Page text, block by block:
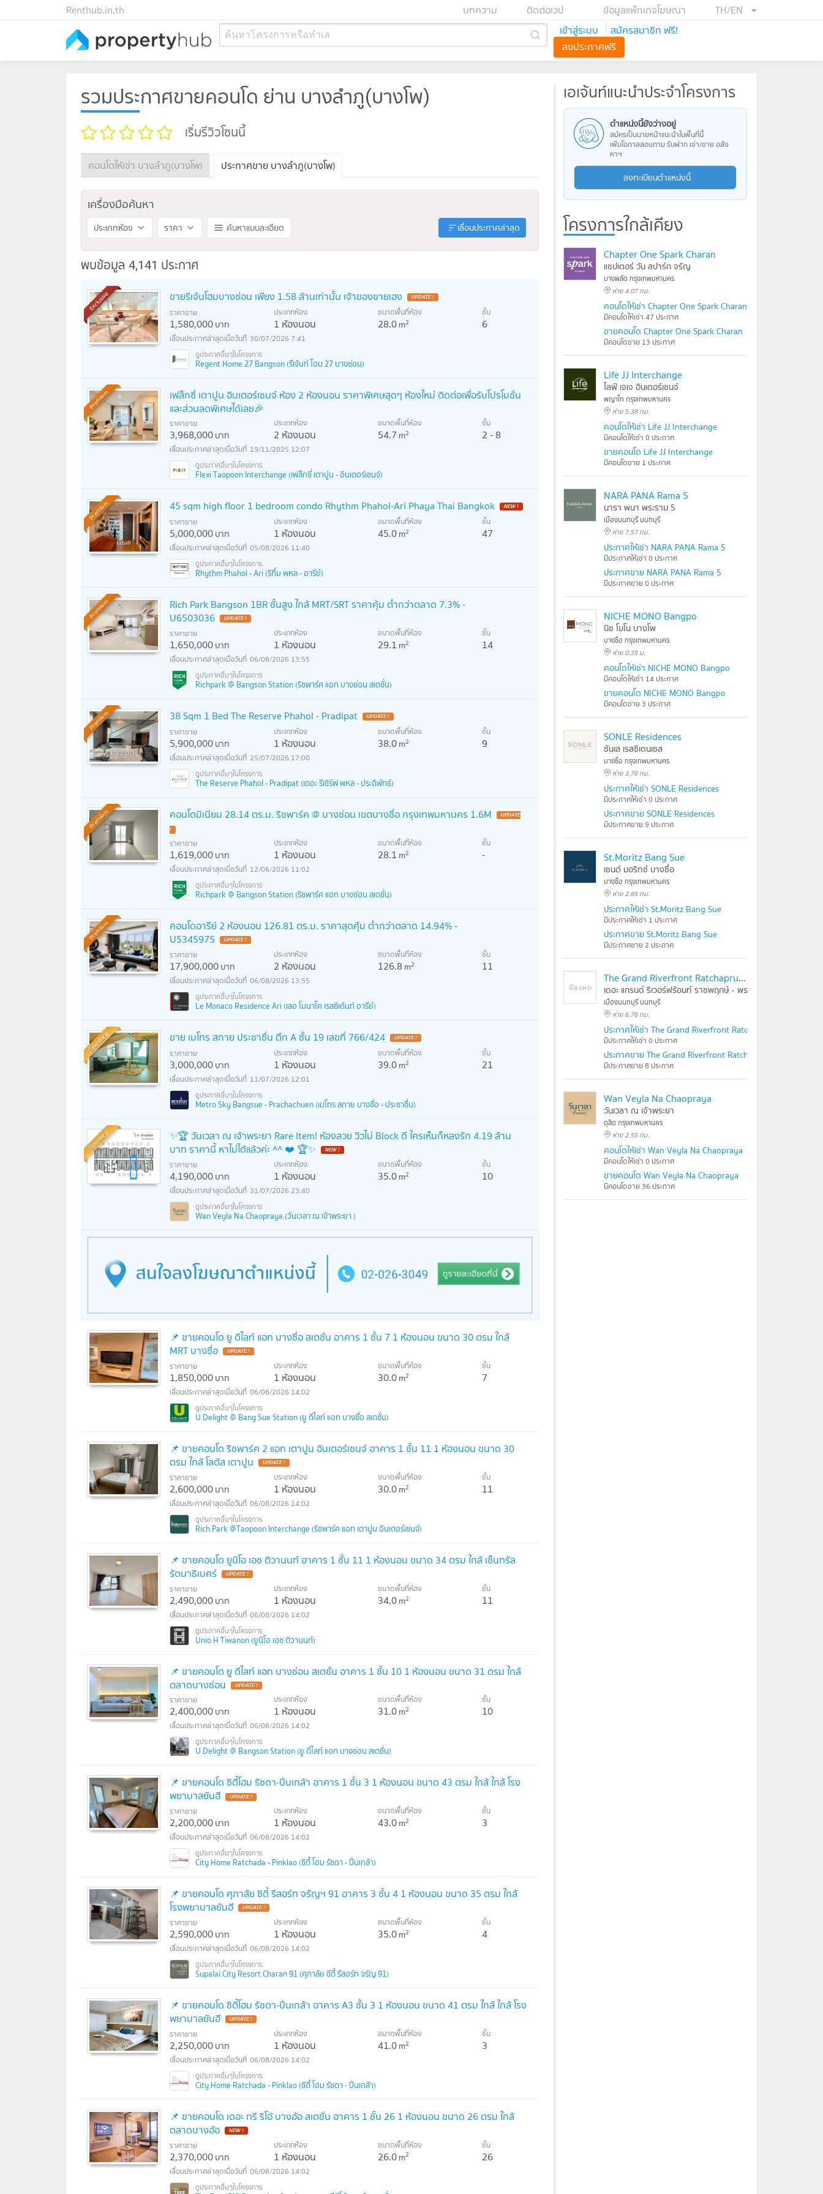
TH/EN
ข้อมูลแพ็กเกจโฆษณา
ติดต่อเวป
บทความ
Renthub.in.th
ค้นหาโครงการหรือทำเล เข้าสู่ระบบ
สมัครสมาชิก ฟรี!
ลงประกาศฟรี
รวมประกาศขายคอนโด ย่าน บางลำภู(บางโพ)
เริ่มรีวิวโซนนี้
คอนโดให้เช่า บางลำภู(บางโพ) ประกาศขาย บางลำภู(บางโพ)
เครื่องมือค้นหา
ประเภทห้อง ราคา ค้นหาแบบละเอียด เลื่อนประกาศล่าสุด
พบข้อมูล 4,141 ประกาศ
Exclusive ขายรีเจ้นโฮมบางซ่อน เพียง 1.58 ล้านเท่านั้น เจ้าของขายเอง UPDATE !
ราคาขาย
1,580,000บาท
ประเภทห้อง
1 ห้องนอน
ขนาดพื้นที่ห้อง
28.0m2
ชั้น
6
30/07/2026 7:41
Regent Home 27 Bangson (รีเจ้นท์ โฮม 27 บางซ่อน)
Premium
เฟล็กซี่ เตาปูน อินเตอร์เชนจ์ ห้อง 2 ห้องนอน ราคาพิเศษสุดๆ ห้องใหม่ ติดต่อเพื่อรับโปรโมชั่น
และส่วนลดพิเศษได้เลย🎉
ราคาขาย
3,968,000บาท
ประเภทห้อง
2 ห้องนอน
ขนาดพื้นที่ห้อง
54.7 m2
ชั้น
2 - 8
19/11/2025 12:07
Flexi Taopoon Interchange (เฟล็กซี่ เตาปูน - อินเตอร์เชนจ์)
Premium 45 sqm high floor 1 bedroom condo Rhythm Phahol-Ari Phaya Thai Bangkok NEW !
ราคาขาย
5,000,000บาท
ประเภทห้อง
1 ห้องนอน
ขนาดพื้นที่ห้อง
45.0m2
ชั้น
47
05/08/2026 11:40
Rhythm Phahol - Ari (ริทึ่ม พหล - อารีย์)
Premium
Rich Park Bangson 1BR ชั้นสูง ใกล้ MRT/SRT ราคาคุ้ม ต่ำกว่าตลาด 7.3% -
U6503036
UPDATE !
ราคาขาย
1,650,000บาท
ประเภทห้อง
1 ห้องนอน
ขนาดพื้นที่ห้อง
29.1 m2
ชั้น
14
06/08/2026 13:55
Richpark @ Bangson Station (ริชพาร์ค แอท บางซ่อน สเตชั่น)
Premium 38 Sqm 1 Bed The Reserve Phahol - Pradipat UPDATE !
ราคาขาย
5,900,000บาท
ประเภทห้อง
1 ห้องนอน
ขนาดพื้นที่ห้อง
38.0m2
ชั้น
9
25/07/2026 17:00
The Reserve Phahol - Pradipat (เดอะ รีเซิร์ฟ พหล - ประดิพัทธ์)
Premium คอนโดมิเนียม 28.14 ตร.ม. ริชพาร์ค @ บางซ่อน เขตบางซื่อ กรุงเทพมหานคร 1.6M UPDATE
!
ราคาขาย
1,619,000บาท
ประเภทห้อง
1 ห้องนอน
ขนาดพื้นที่ห้อง
28.1 m2
ชั้น
-
12/06/2026 11:02
Richpark @ Bangson Station (ริชพาร์ค แอท บางซ่อน สเตชั่น)
Premium
คอนโดอารีย์ 2 ห้องนอน 126.81 ตร.ม. ราคาสุดคุ้ม ต่ำกว่าตลาด 14.94% -
U5345975
UPDATE !
ราคาขาย
17,900,000บาท
ประเภทห้อง
2 ห้องนอน
ขนาดพื้นที่ห้อง
126.8 m2
ชั้น
11
06/08/2026 13:55
Le Monaco Residence Ari (เลอ โมนาโค เรสซิเด้นท์ อารีย์)
Standard ขาย เมโทร สกาย ประชาชื่น ตึก A ชั้น 19 เลขที่ 766/424 UPDATE !
ราคาขาย
3,000,000บาท
ประเภทห้อง
1 ห้องนอน
ขนาดพื้นที่ห้อง
39.0m2
ชั้น
21
11/07/2026 12:01
Metro Sky Bangsue - Prachachuen (เมโทร สกาย บางซื่อ - ประชาชื่น)
Standard
✨🏆 วันเวลา ณ เจ้าพระยา Rare Item! ห้องสวย วิวไม่ Block ดี ใครเห็นก็หลงรัก 4.19 ล้าน
บาท ราคานี้ หาไม่ได้แล้วค่ะ ^^ ❤️ 🏆✨
NEW !
ราคาขาย
4,190,000บาท
ประเภทห้อง
1 ห้องนอน
ขนาดพื้นที่ห้อง
35.0m2
ชั้น
10
31/07/2026 23:40
Wan Veyla Na Chaopraya (วันเวลา ณ เจ้าพระยา )
📌 ขายคอนโด ยู ดีไลท์ แอท บางซื่อ สเตชั่น อาคาร 1 ชั้น 7 1 ห้องนอน ขนาด 30 ตรม ใกล้
MRT บางซื่อ
UPDATE !
ราคาขาย
1,850,000บาท
ประเภทห้อง
1 ห้องนอน
ขนาดพื้นที่ห้อง
30.0m2
ชั้น
7
06/08/2026 14:02
U Delight @ Bang Sue Station (ยู ดีไลท์ แอท บางซื่อ สเตชั่น)
📌 ขายคอนโด ริชพาร์ค 2 แอท เตาปูน อินเตอร์เชนจ์ อาคาร 1 ชั้น 11 1 ห้องนอน ขนาด 30
ตรม ใกล้ โลตัส เตาปูน
UPDATE !
ราคาขาย
2,600,000บาท
ประเภทห้อง
1 ห้องนอน
ขนาดพื้นที่ห้อง
30.0m2
ชั้น
11
06/08/2026 14:02
Rich Park @Taopoon Interchange (ริชพาร์ค แอท เตาปูน อินเตอร์เชนจ์)
📌 ขายคอนโด ยูนิโอ เอช ติวานนท์ อาคาร 1 ชั้น 11 1 ห้องนอน ขนาด 34 ตรม ใกล้ เซ็นทรัล
รัตนาธิเบศร์
UPDATE !
ราคาขาย
2,490,000บาท
ประเภทห้อง
1 ห้องนอน
ขนาดพื้นที่ห้อง
34.0m2
ชั้น
11
06/08/2026 14:02
Unio H Tiwanon (ยูนิโอ เอช ติวานนท์)
📌 ขายคอนโด ยู ดีไลท์ แอท บางซ่อน สเตชั่น อาคาร 1 ชั้น 10 1 ห้องนอน ขนาด 31 ตรม ใกล้
ตลาดบางซ่อน
UPDATE !
ราคาขาย
2,400,000บาท
ประเภทห้อง
1 ห้องนอน
ขนาดพื้นที่ห้อง
31.0m2
ชั้น
10
06/08/2026 14:02
U Delight @ Bangson Station (ยู ดีไลท์ แอท บางซ่อน สเตชั่น)
📌 ขายคอนโด ซิตี้โฮม รัชดา-ปิ่นเกล้า อาคาร 1 ชั้น 3 1 ห้องนอน ขนาด 43 ตรม ใกล้ ใกล้ โรง
พยาบาลยันฮี
UPDATE !
ราคาขาย
2,200,000บาท
ประเภทห้อง
1 ห้องนอน
ขนาดพื้นที่ห้อง
43.0m2
ชั้น
3
06/08/2026 14:02
City Home Ratchada - Pinklao (ซิตี้ โฮม รัชดา - ปิ่นเกล้า)
📌 ขายคอนโด ศุภาลัย ซิตี้ รีสอร์ท จรัญฯ 91 อาคาร 3 ชั้น 4 1 ห้องนอน ขนาด 35 ตรม ใกล้
โรงพยาบาลยันฮี
UPDATE !
ราคาขาย
2,590,000บาท
ประเภทห้อง
1 ห้องนอน
ขนาดพื้นที่ห้อง
35.0m2
ชั้น
4
06/08/2026 14:02
Supalai City Resort Charan 91 (ศุภาลัย ซิตี้ รีสอร์ท จรัญ 91)
📌 ขายคอนโด ซิตี้โฮม รัชดา-ปิ่นเกล้า อาคาร A3 ชั้น 3 1 ห้องนอน ขนาด 41 ตรม ใกล้ ใกล้ โรง
พยาบาลยันฮี
UPDATE !
ราคาขาย
2,250,000บาท
ประเภทห้อง
1 ห้องนอน
ขนาดพื้นที่ห้อง
41.0m2
ชั้น
3
06/08/2026 14:02
City Home Ratchada - Pinklao (ซิตี้ โฮม รัชดา - ปิ่นเกล้า)
📌 ขายคอนโด เดอะ ทรี ริโอ้ บางอ้อ สเตชั่น อาคาร 1 ชั้น 26 1 ห้องนอน ขนาด 26 ตรม ใกล้
ตลาดบางอ้อ
NEW !
ราคาขาย
2,370,000บาท
ประเภทห้อง
1 ห้องนอน
ขนาดพื้นที่ห้อง
26.0m2
ชั้น
26
06/08/2026 14:02
เอเจ้นท์แนะนำประจำโครงการ
ตำแหน่งนี้ยังว่างอยู่
สมัครเป็นนายหน้าแนะนำในพื้นที่นี้
เพิ่มโอกาสสอบถาม รับฝาก เช่า/ขาย อสัง
หาฯ
ลงทะเบียนตำแหน่งนี้
โครงการใกล้เคียง
Chapter One Spark Charan
แชปเตอร์ วัน สปาร์ก จรัญ
บางพลัด กรุงเทพมหานคร
ห่าง 4.07 กม.
คอนโดให้เช่า Chapter One Spark Charan
มีคอนโดให้เช่า 47 ประกาศ
ขายคอนโด Chapter One Spark Charan
มีคอนโดขาย 13 ประกาศ
Life JJ Interchange
ไลฟ์ เจเจ อินเตอร์เชนจ์
พญาไท กรุงเทพมหานคร
ห่าง 5.38 กม.
คอนโดให้เช่า Life JJ Interchange
มีคอนโดให้เช่า 0 ประกาศ
ขายคอนโด Life JJ Interchange
มีคอนโดขาย 1 ประกาศ
NARA PANA Rama 5
นารา พนา พระราม 5
เมืองนนทบุรี นนทบุรี
ห่าง 7.57 กม.
ประกาศให้เช่า NARA PANA Rama 5
มีประกาศให้เช่า 0 ประกาศ
ประกาศขาย NARA PANA Rama 5
มีประกาศขาย 0 ประกาศ
NICHE MONO Bangpo
นิช โมโน บางโพ
บางซื่อ กรุงเทพมหานคร
ห่าง 0.35 ม.
คอนโดให้เช่า NICHE MONO Bangpo
มีคอนโดให้เช่า 14 ประกาศ
ขายคอนโด NICHE MONO Bangpo
มีคอนโดขาย 3 ประกาศ
SONLE Residences
ซันเล เรสซิเดนเซส
บางซื่อ กรุงเทพมหานคร
ห่าง 3.76 กม.
ประกาศให้เช่า SONLE Residences
มีประกาศให้เช่า 0 ประกาศ
ประกาศขาย SONLE Residences
มีประกาศขาย 9 ประกาศ
St.Moritz Bang Sue
เซนต์ มอริทซ์ บางซื่อ
บางซื่อ กรุงเทพมหานคร
ห่าง 2.85 กม.
ประกาศให้เช่า St.Moritz Bang Sue
มีประกาศให้เช่า 1 ประกาศ
ประกาศขาย St.Moritz Bang Sue
มีประกาศขาย 2 ประกาศ
The Grand Riverfront Ratchapruek - Rama 5
เดอะ แกรนด์ ริเวอร์ฟร้อนท์ ราชพฤกษ์ - พระราม 5
เมืองนนทบุรี นนทบุรี
ห่าง 6.76 กม.
ประกาศให้เช่า The Grand Riverfront Ratchapruek - Rama 5
มีประกาศให้เช่า 0 ประกาศ
ประกาศขาย The Grand Riverfront Ratchapruek - Rama 5
มีประกาศขาย 8 ประกาศ
Wan Veyla Na Chaopraya
วันเวลา ณ เจ้าพระยา
ดุสิต กรุงเทพมหานคร
ห่าง 2.55 กม.
คอนโดให้เช่า Wan Veyla Na Chaopraya
มีคอนโดให้เช่า 0 ประกาศ
ขายคอนโด Wan Veyla Na Chaopraya
มีคอนโดขาย 36 ประกาศ